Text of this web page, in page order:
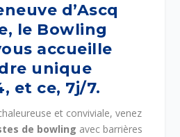
d’Ascq
, le Bowling
accueille
unique
et ce, 7j/7.
et conviviale, venez
de bowling avec barrières